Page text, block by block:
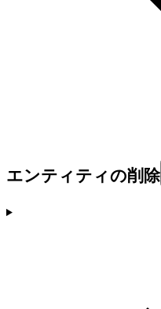
エンティティの削除